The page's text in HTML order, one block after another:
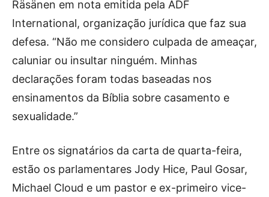
Räsänen em nota emitida pela ADF
International, organização jurídica que faz sua
defesa. “Não me considero culpada de ameaçar,
caluniar ou insultar ninguém. Minhas
declarações foram todas baseadas nos
ensinamentos da Bíblia sobre casamento e
sexualidade.”
Entre os signatários da carta de quarta-feira,
estão os parlamentares Jody Hice, Paul Gosar,
Michael Cloud e um pastor e ex-primeiro vice-